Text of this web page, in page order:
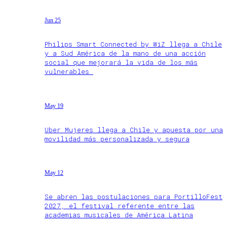
Jun 25
Philips Smart Connected by WiZ llega a Chile
y a Sud América de la mano de una acción
social que mejorará la vida de los más
vulnerables
May 19
Uber Mujeres llega a Chile y apuesta por una
movilidad más personalizada y segura
May 12
Se abren las postulaciones para PortilloFest
2027, el festival referente entre las
academias musicales de América Latina